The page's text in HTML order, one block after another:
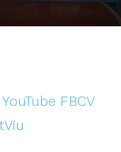
FBCV